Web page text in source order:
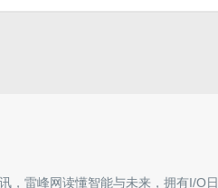
，雷峰网读懂智能与未来，拥有I/O日